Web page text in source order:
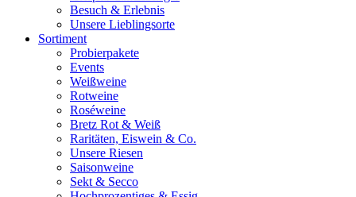
Besuch & Erlebnis
Unsere Lieblingsorte
Sortiment
Probierpakete
Events
Weißweine
Rotweine
Roséweine
Bretz Rot & Weiß
Raritäten, Eiswein & Co.
Unsere Riesen
Saisonweine
Sekt & Secco